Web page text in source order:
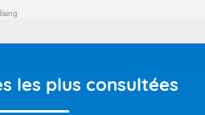
les plus consultées